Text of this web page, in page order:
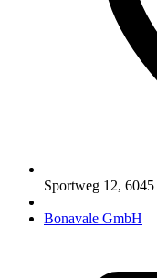
Sportweg 12, 6045
Bonavale GmbH